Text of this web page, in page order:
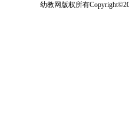
幼教网版权所有